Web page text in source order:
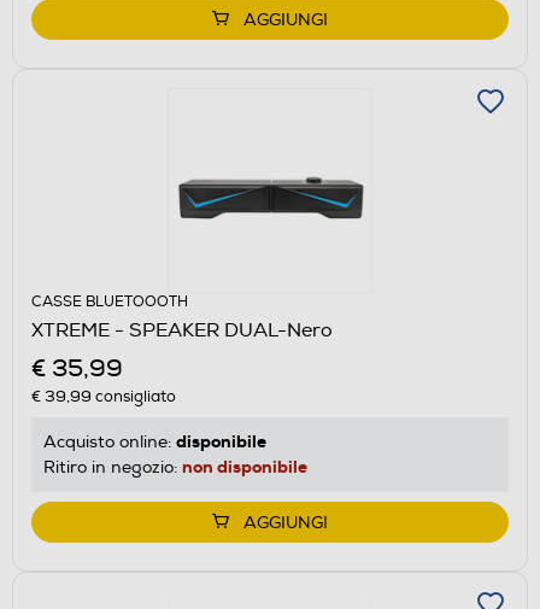
AGGIUNGI
CASSE BLUETOOOTH
XTREME - SPEAKER DUAL-Nero
€ 35,99
€ 39,99 consigliato
Acquisto online: disponibile
Ritiro in negozio: non disponibile
AGGIUNGI